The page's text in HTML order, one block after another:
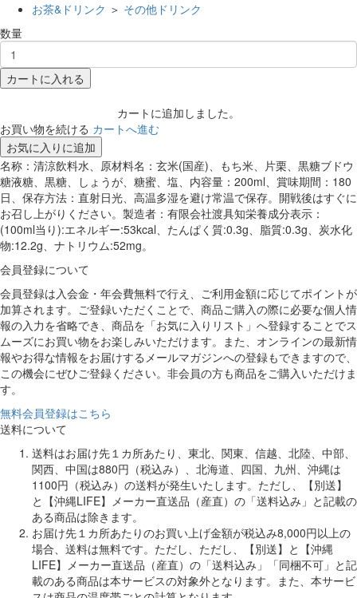
お茶&ドリンク ＞ その他ドリンク
数量
カートに入れる
カートに追加しました。
お買い物を続ける カートへ進む
お気に入りに追加
名称：清涼飲料水、原材料名：玄米(国産)、もち米、片栗、黒糖ブドウ
糖液糖、黒糖、しょうが、糖蜜、塩、内容量：200ml、賞味期間：180
日、保存方法：直射日光、高温多湿を避け常温で保存。開戦後はすぐに
お召し上がりください。製造者：有限会社渡具知栄養成分表示：
(100ml当り):エネルギー:53kcal、たんぱく質:0.3g、脂質:0.3g、炭水化
物:12.2g、ナトリウム:52mg。
会員登録について
会員登録は入会金・年会費無料で行え、ご利用金額に応じてポイントが
加算されます。ご登録いただくことで、商品ご購入の際に必要な個人情
報の入力を省略でき、商品を「お気に入りリスト」へ登録することでス
ムーズにお買い物をお楽しみいただけます。また、オンラインの最新情
報やお得な情報をお届けするメールマガジンへの登録もできますので、
この機会にぜひご登録ください。非会員の方も商品をご購入いただけま
す。
無料会員登録はこちら
送料について
送料はお届け先１カ所あたり、東北、関東、信越、北陸、中部、
関西、中国は880円（税込み）、北海道、四国、九州、沖縄は
1100円（税込み）の送料が発生いたします。ただし、【別送】
と【沖縄LIFE】メーカー直送品（産直）の「送料込み」と記載の
ある商品は除きます。
お届け先１カ所あたりのお買い上げ金額が税込み8,000円以上の
場合、送料は無料です。ただし、ただし、【別送】と【沖縄
LIFE】メーカー直送品（産直）の「送料込み」「同梱不可」と記
載のある商品は本サービスの対象外となります。また、本サービ